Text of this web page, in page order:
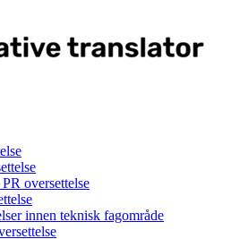
oversettelse
innen teknisk fagområde